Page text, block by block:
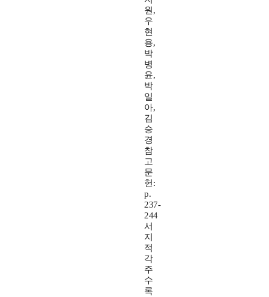
원,
우
현
용,
박
병
윤,
박
일
아,
김
승
경
참
고
문
헌:
p.
237-
244
서
지
적
각
주
수
록